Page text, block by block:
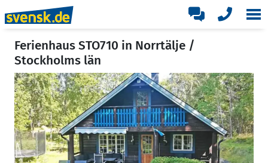
Ferienhaus STO710 in Norrtälje /
Stockholms län